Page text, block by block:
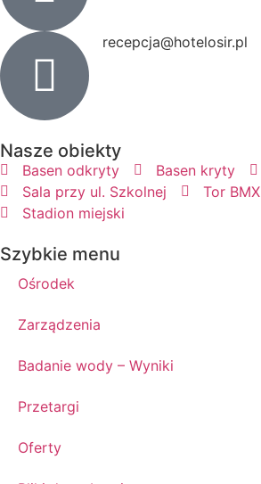
recepcja@hotelosir.pl
Nasze obiekty
Basen odkryty Basen kryty
Sala przy ul. Szkolnej
Tor BMX
Stadion miejski
Szybkie menu
Ośrodek
Zarządzenia
Badanie wody – Wyniki
Przetargi
Oferty